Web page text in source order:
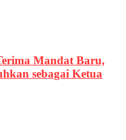
Mandat Baru,
sebagai Ketua